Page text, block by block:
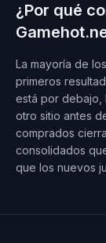
¿Por qué
La mayoría de
primeros
está por debajo,
otro sitio antes
comprados
consolidados
que los nuevos